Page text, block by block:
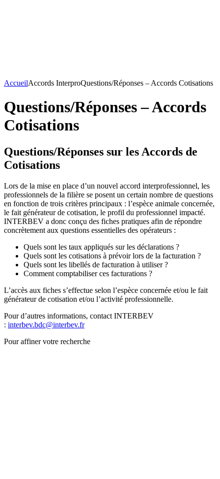
AccueilAccords InterproQuestions/Réponses – Accords Cotisations
Questions/Réponses – Accords
Cotisations
Questions/Réponses sur les Accords de
Cotisations
Lors de la mise en place d’un nouvel accord interprofessionnel, les
professionnels de la filière se posent un certain nombre de questions
en fonction de trois critères principaux : l’espèce animale concernée,
le fait générateur de cotisation, le profil du professionnel impacté.
INTERBEV a donc conçu des fiches pratiques afin de répondre
concrètement aux questions essentielles des opérateurs :
Quels sont les taux appliqués sur les déclarations ?
Quels sont les cotisations à prévoir lors de la facturation ?
Quels sont les libellés de facturation à utiliser ?
Comment comptabiliser ces facturations ?
L’accès aux fiches s’effectue selon l’espèce concernée et/ou le fait
générateur de cotisation et/ou l’activité professionnelle.
Pour d’autres informations, contact INTERBEV
: interbev.bdc@interbev.fr
Pour affiner votre recherche